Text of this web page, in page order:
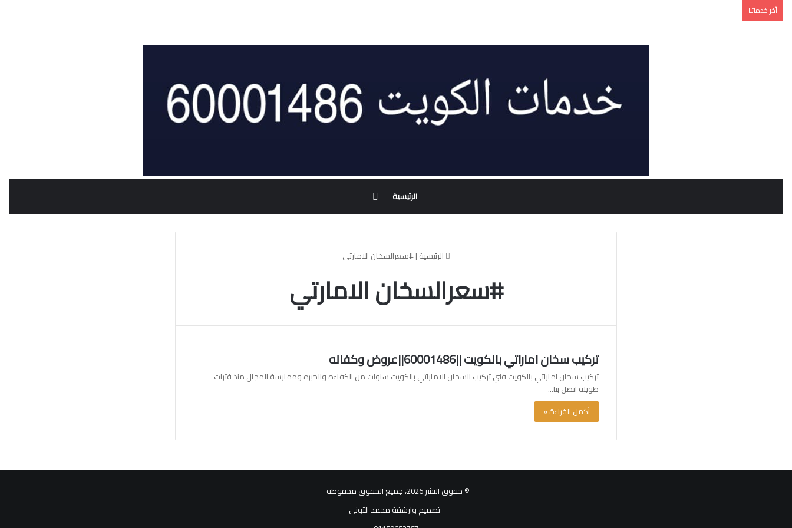
أخر خدماتنا
الرئيسية
عن
الرئيسية |#سعرالسخان الامارتي
#سعرالسخان الامارتي
تركيب سخان اماراتي بالكويت ||60001486||عروض وكفاله
تركيب سخان اماراتي بالكويت فني تركيب السخان الاماراتي بالكويت سنوات من الكفاءه والخبره وممارسة المجال منذ فترات
طويله اتصل بنا…
أكمل القراءة »
© حقوق النشر 2026، جميع الحقوق محفوظة
تصميم وارشفة محمد التوني